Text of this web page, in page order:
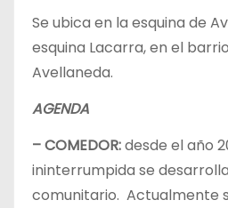
Se ubica en la esquina de
esquina Lacarra, en el
Avellaneda.
AGENDA
– COMEDOR:desde el año
ininterrumpida se
comunitario. Actualmente